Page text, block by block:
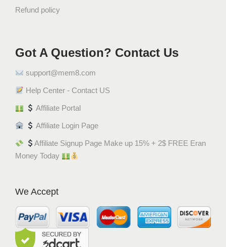
Refund policy
Got A Question? Contact Us
support@mem8.com
Help Center - Contact US
Affiliate Portal
Affiliate Login Page
Affiliate Signup Page Make up 15% + 2$ FREE Eran
Money Today
We Accept